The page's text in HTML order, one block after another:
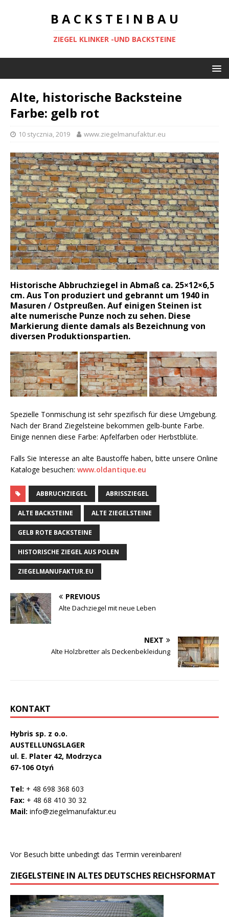
B A C K S T E I N B A U
ZIEGEL KLINKER -UND BACKSTEINE
Alte, historische Backsteine
Farbe: gelb rot
10 stycznia, 2019 www.ziegelmanufaktur.eu
Historische Abbruchziegel in Abmaß ca. 25×12×6,5
cm. Aus Ton produziert und gebrannt um 1940 in
Masuren / Ostpreußen.Auf einigen Steinen ist
alte numerische Punze noch zu sehen. Diese
Markierung diente damals als Bezeichnung von
diversen Produktionspartien.
Spezielle Tonmischung ist sehr spezifisch für diese Umgebung.
Nach der Brand Ziegelsteine bekommen gelb-bunte Farbe.
Einige nennen diese Farbe: Apfelfarben oder Herbstblüte.
Falls Sie Interesse an alte Baustoffe haben, bitte unsere Online
Kataloge besuchen: www.oldantique.eu
ABBRUCHZIEGEL ABRISSZIEGEL
ALTE BACKSTEINE ALTE ZIEGELSTEINE
GELB ROTE BACKSTEINE
HISTORISCHE ZIEGEL AUS POLEN
ZIEGELMANUFAKTUR.EU
PREVIOUS
Alte Dachziegel mit neue Leben
NEXT
Alte Holzbretter als Deckenbekleidung
KONTAKT
Hybris sp. z o.o.
AUSTELLUNGSLAGER
ul. E. Plater 42, Modrzyca
67-106 Otyń
Tel: + 48 698 368 603
Fax: + 48 68 410 30 32
Mail: info@ziegelmanufaktur.eu
Vor Besuch bitte unbedingt das Termin vereinbaren!
ZIEGELSTEINE IN ALTES DEUTSCHES REICHSFORMAT